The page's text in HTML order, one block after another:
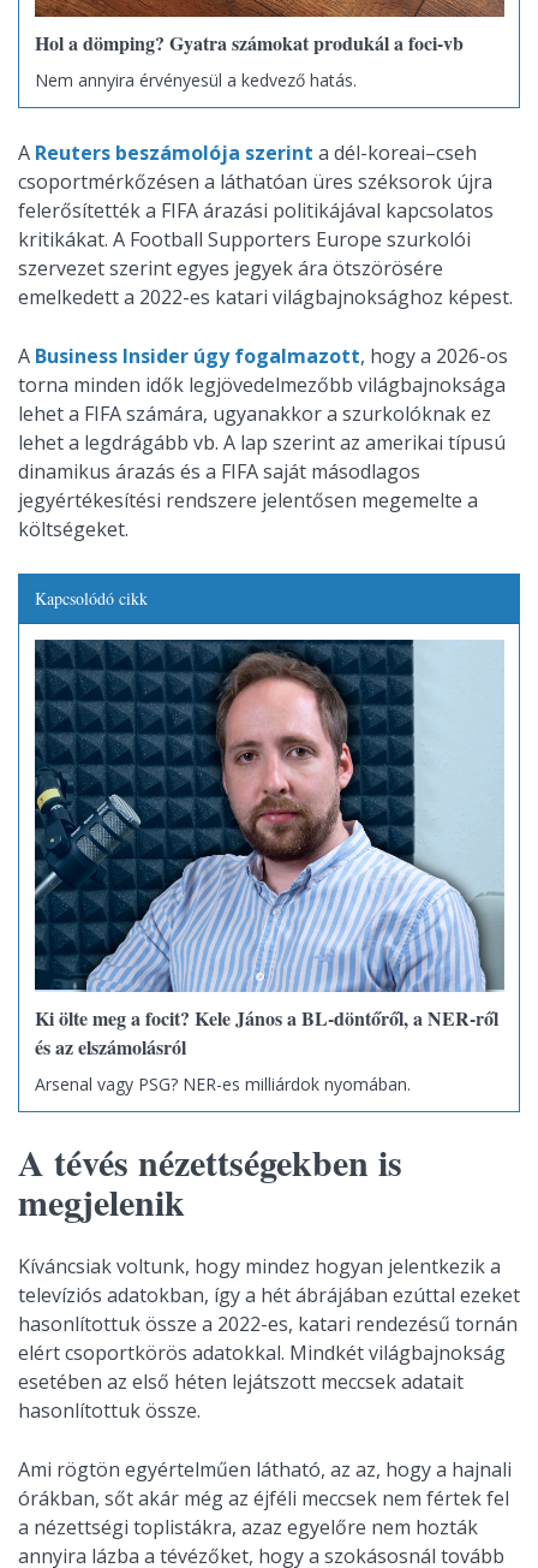
Hol a dömping? Gyatra számokat produkál a foci-vb
Nem annyira érvényesül a kedvező hatás.
A Reuters beszámolója szerint a dél-koreai–cseh
csoportmérkőzésen a láthatóan üres széksorok újra
felerősítették a FIFA árazási politikájával kapcsolatos
kritikákat. A Football Supporters Europe szurkolói
szervezet szerint egyes jegyek ára ötszörösére
emelkedett a 2022-es katari világbajnoksághoz képest.
A Business Insider úgy fogalmazott, hogy a 2026-os
torna minden idők legjövedelmezőbb világbajnoksága
lehet a FIFA számára, ugyanakkor a szurkolóknak ez
lehet a legdrágább vb. A lap szerint az amerikai típusú
dinamikus árazás és a FIFA saját másodlagos
jegyértékesítési rendszere jelentősen megemelte a
költségeket.
Kapcsolódó cikk
Ki ölte meg a focit? Kele János a BL-döntőről, a NER-ről
és az elszámolásról
Arsenal vagy PSG? NER-es milliárdok nyomában.
A tévés nézettségekben is
megjelenik
Kíváncsiak voltunk, hogy mindez hogyan jelentkezik a
televíziós adatokban, így a hét ábrájában ezúttal ezeket
hasonlítottuk össze a 2022-es, katari rendezésű tornán
elért csoportkörös adatokkal. Mindkét világbajnokság
esetében az első héten lejátszott meccsek adatait
hasonlítottuk össze.
Ami rögtön egyértelműen látható, az az, hogy a hajnali
órákban, sőt akár még az éjféli meccsek nem fértek fel
a nézettségi toplistákra, azaz egyelőre nem hozták
annyira lázba a tévézőket, hogy a szokásosnál tovább